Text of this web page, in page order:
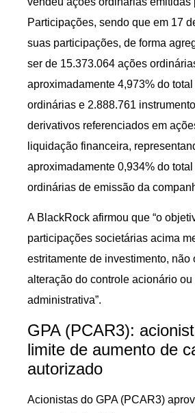
Participações, sendo que em 17
suas participações, de forma
ser de 15.373.064 ações
aproximadamente 4,973% do
ordinárias e 2.888.761
derivativos referenciados em
liquidação financeira,
aproximadamente 0,934% do
ordinárias de emissão da
A BlackRock afirmou que “o
participações societárias acima
estritamente de investimento, não
alteração do controle acionário ou
administrativa”.
GPA (PCAR3):
limite de aumento de
autorizado
Acionistas do GPA (PCAR3)